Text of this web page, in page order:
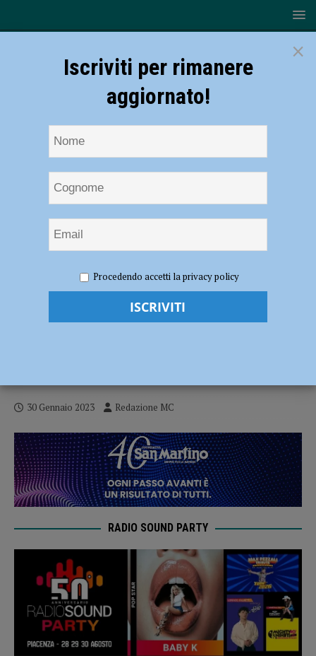
di discrezione – Ovvero Dante e le fake news”, esito del laboratorio
teatrale il 3 febbraio
“Chechitade di discrezione – Ovvero
30 Gennaio 2023 Redazione MC
RADIO SOUND PARTY
×
Iscriviti per rimanere
aggiornato!
Procedendo accetti la privacy policy